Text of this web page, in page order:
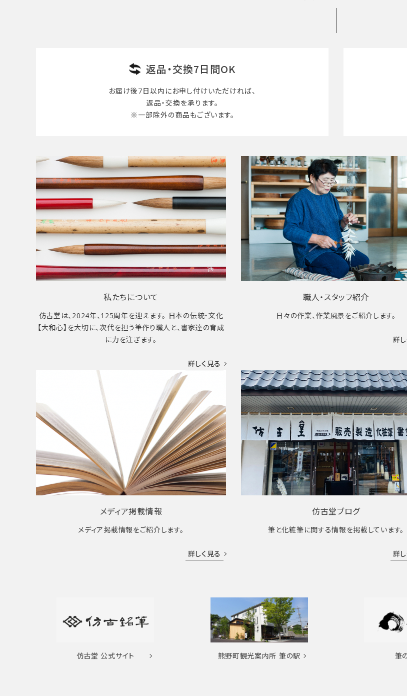
返品・交換7日間OK
お届け後7日以内にお申し付けいただければ、
返品・交換を承ります。
※一部除外の商品もございます。
私たちについて
仿古堂は、2024年、125周年を迎えます。 日本の伝統・文化
【大和心】を大切に、次代を担う筆作り職人と、書家達の育成
に力を注ぎます。
詳しく見る
職人・スタッフ紹介
日々の作業、作業風景をご紹介します。
詳
メディア掲載情報
メディア掲載情報をご紹介します。
詳しく見る
仿古堂ブログ
筆と化粧筆に関する情報を掲載しています。
詳
仿古堂 公式サイト 熊野町観光案内所 筆の駅 筆